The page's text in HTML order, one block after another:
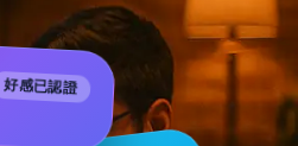
好感已認證